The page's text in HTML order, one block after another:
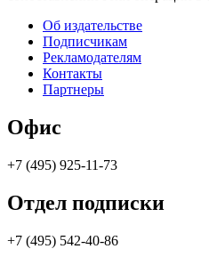
Об издательстве
Подписчикам
Рекламодателям
Контакты
Партнеры
Офис
+7 (495) 925-11-73
Отдел подписки
+7 (495) 542-40-86